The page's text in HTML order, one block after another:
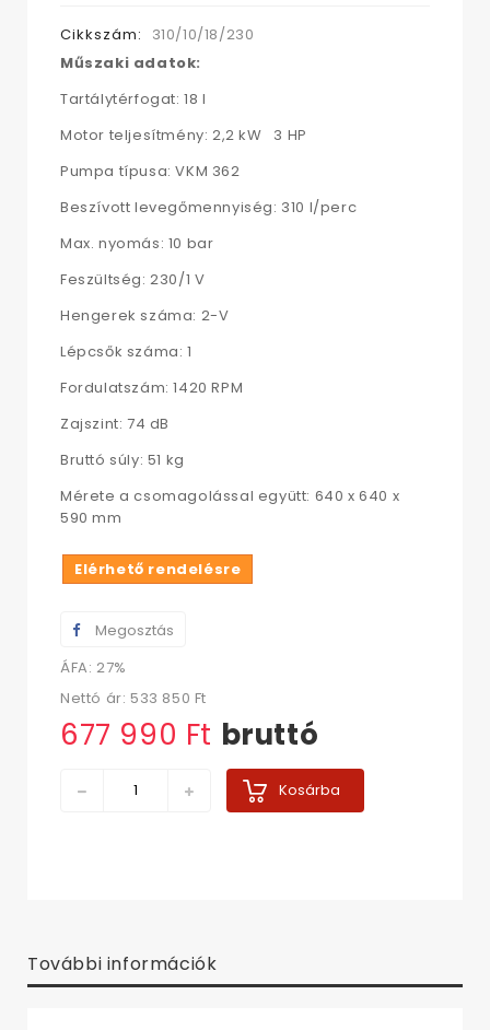
Cikkszám:
310/10/18/230
Műszaki adatok:
Tartálytérfogat: 18 l
Motor teljesítmény: 2,2 kW 3 HP
Pumpa típusa: VKM 362
Beszívott levegőmennyiség: 310 l/perc
Max. nyomás: 10 bar
Feszültség: 230/1 V
Hengerek száma: 2-V
Lépcsők száma: 1
Fordulatszám: 1420 RPM
Zajszint: 74 dB
Bruttó súly: 51 kg
Mérete a csomagolással együtt: 640 x 640 x
590 mm
Elérhető rendelésre
Megosztás
ÁFA: 27%
Nettó ár: 533 850 Ft‎
677 990 Ft‎ bruttó
Kosárba
További információk